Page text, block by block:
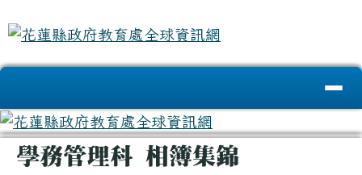
跳至主內容區
花蓮縣政府教育處全球資訊網
導覽列
主內容區域
學務管理科 相簿集錦
頁尾區域